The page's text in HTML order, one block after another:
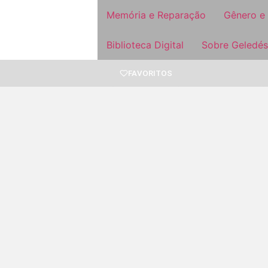
Memória e Reparação Gênero
Biblioteca Digital Sobre Geledés
FAVORITOS